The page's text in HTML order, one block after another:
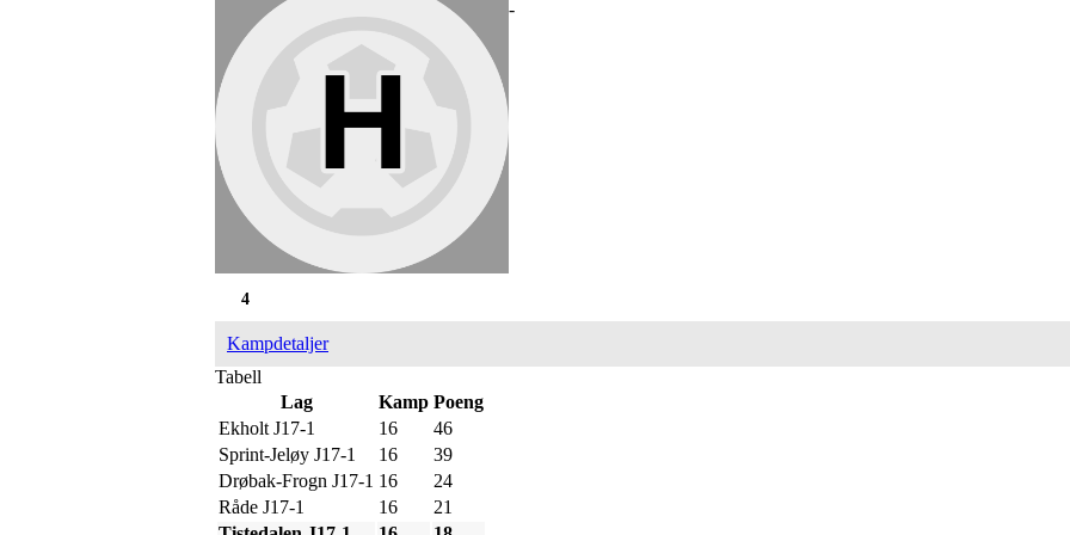
-
4
Kampdetaljer
Tabell
Lag
Kamp Poeng
Ekholt J17-1
16
46
Sprint-Jeløy J17-1
16
39
Drøbak-Frogn J17-1 16
24
Råde J17-1
16
21